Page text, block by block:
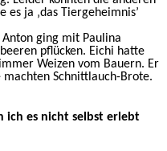
ja ‚das Tiergeheimnis’
ging mit Paulina
pflücken. Eichi hatte
Weizen vom Bauern. Er
Schnittlauch-Brote.
ich es nicht selbst erlebt